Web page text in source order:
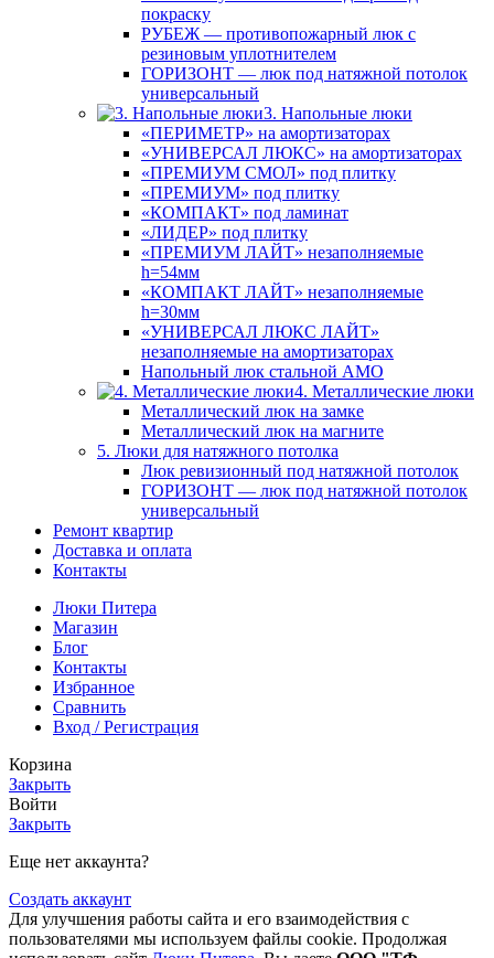
покраску
РУБЕЖ — противопожарный люк с
резиновым уплотнителем
ГОРИЗОНТ — люк под натяжной потолок
универсальный
3. Напольные люки
«ПЕРИМЕТР» на амортизаторах
«УНИВЕРСАЛ ЛЮКС» на амортизаторах
«ПРЕМИУМ СМОЛ» под плитку
«ПРЕМИУМ» под плитку
«КОМПАКТ» под ламинат
«ЛИДЕР» под плитку
«ПРЕМИУМ ЛАЙТ» незаполняемые
h=54мм
«КОМПАКТ ЛАЙТ» незаполняемые
h=30мм
«УНИВЕРСАЛ ЛЮКС ЛАЙТ»
незаполняемые на амортизаторах
Напольный люк стальной АМО
4. Металлические люки
Металлический люк на замке
Металлический люк на магните
5. Люки для натяжного потолка
Люк ревизионный под натяжной потолок
ГОРИЗОНТ — люк под натяжной потолок
универсальный
Ремонт квартир
Доставка и оплата
Контакты
Люки Питера
Магазин
Блог
Контакты
Избранное
Сравнить
Вход / Регистрация
Корзина
Закрыть
Войти
Закрыть
Еще нет аккаунта?
Создать аккаунт
Для улучшения работы сайта и его взаимодействия с
пользователями мы используем файлы cookie. Продолжая